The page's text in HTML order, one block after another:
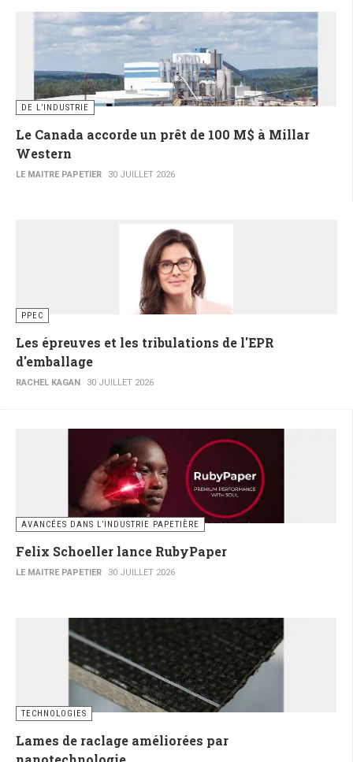
DE L’INDUSTRIE
Le Canada accorde un prêt de 100 M$ à Millar
Western
LE MAITRE PAPETIER 30 JUILLET 2026
PPEC
Les épreuves et les tribulations de l'EPR
d'emballage
RACHEL KAGAN 30 JUILLET 2026
AVANCÉES DANS L’INDUSTRIE PAPETIÈRE
Felix Schoeller lance RubyPaper
LE MAITRE PAPETIER 30 JUILLET 2026
TECHNOLOGIES
Lames de raclage améliorées par